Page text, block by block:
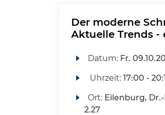
Der moderne
Aktuelle Trends -
Datum: Fr.
Uhrzeit: 17:00 -
Ort: Eilenburg,
2.27